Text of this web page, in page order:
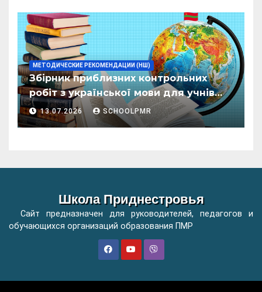
МЕТОДИЧЕСКИЕ РЕКОМЕНДАЦИИ (НШ)
Збірник приблизних контрольних
робіт з української мови для учнів
початкових класів організацій
загальної освіти
13.07.2026 SCHOOLPMR
Школа Приднестровья
Сайт предназначен для руководителей, педагогов и
обучающихся организаций образования ПМР